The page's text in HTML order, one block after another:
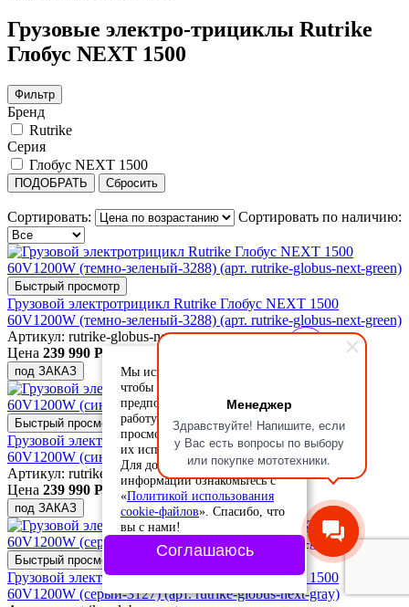
Менеджер
Здравствуйте! Напишите, если
у Вас есть вопросы по выбору
или покупке мототехники.
Грузовые электро‑трициклы Rutrike
Глобус NEXT 1500
Фильтр
Бренд
Rutrike
Серия
Глобус NEXT 1500
ПОДОБРАТЬ Сбросить
Сортировать: Сортировать по наличию:
Быстрый просмотр
Грузовой электротрицикл Rutrike Глобус NEXT 1500
60V1200W (темно-зеленый-3288) (арт. rutrike-globus-next-green)
Артикул: rutrike-globus-next-green
Цена 239 990 Р.
под ЗАКАЗ
Быстрый просмотр
Грузовой электротрицикл Rutrike Глобус NEXT 1500
60V1200W (синий-3128) (арт. rutrike-globus-next-blue)
Артикул: rutrike-globus-next-blue
Цена 239 990 Р.
под ЗАКАЗ
Быстрый просмотр
Грузовой электротрицикл Rutrike Глобус NEXT 1500
60V1200W (серый-3127) (арт. rutrike-globus-next-gray)
Мы используем cookie-файлы,
чтобы учесть ваши
предпочтения и улучшить
работу сайта. Продолжая
просмотр, вы соглашаетесь с
их использованием.
Для дополнительной
информации ознакомьтесь с
«Политикой использования
cookie-файлов». Спасибо, что
вы с нами!
Соглашаюсь